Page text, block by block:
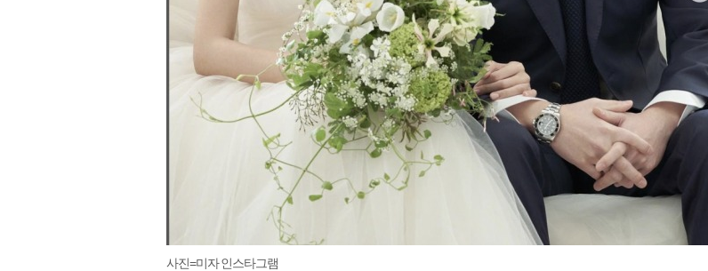
사진=미자 인스타그램